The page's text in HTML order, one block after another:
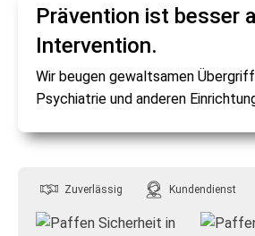
Prävention ist besser
Intervention.
Wir beugen gewaltsamen
Psychiatrie und anderen
Zuverlässig Kundendienst